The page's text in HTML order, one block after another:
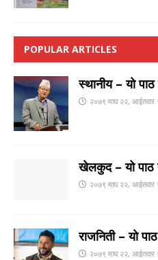
POPULAR ARTICLES
स्थानीय – यो पाठ
२०७९ माघ २२,
खेलकुद – यो पाठ
२०७९ माघ २२,
राजनिती – यो
२०७९ माघ २२,